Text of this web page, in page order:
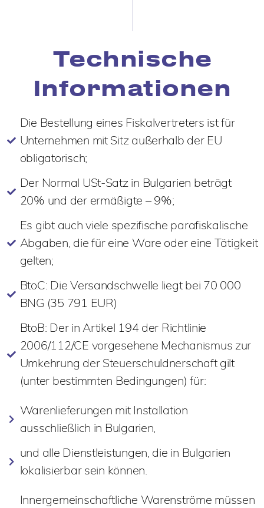
Technische
Informationen
Die Bestellung eines Fiskalvertreters ist für
Unternehmen mit Sitz außerhalb der EU
obligatorisch;
Der Normal USt-Satz in Bulgarien beträgt
20% und der ermäßigte – 9%;
Es gibt auch viele spezifische parafiskalische
Abgaben, die für eine Ware oder eine Tätigkeit
gelten;
BtoC: Die Versandschwelle liegt bei 70 000
BNG (35 791 EUR)
BtoB: Der in Artikel 194 der Richtlinie
2006/112/CE vorgesehene Mechanismus zur
Umkehrung der Steuerschuldnerschaft gilt
(unter bestimmten Bedingungen) für:
Warenlieferungen mit Installation
ausschließlich in Bulgarien,
und alle Dienstleistungen, die in Bulgarien
lokalisierbar sein können.
Innergemeinschaftliche Warenströme müssen